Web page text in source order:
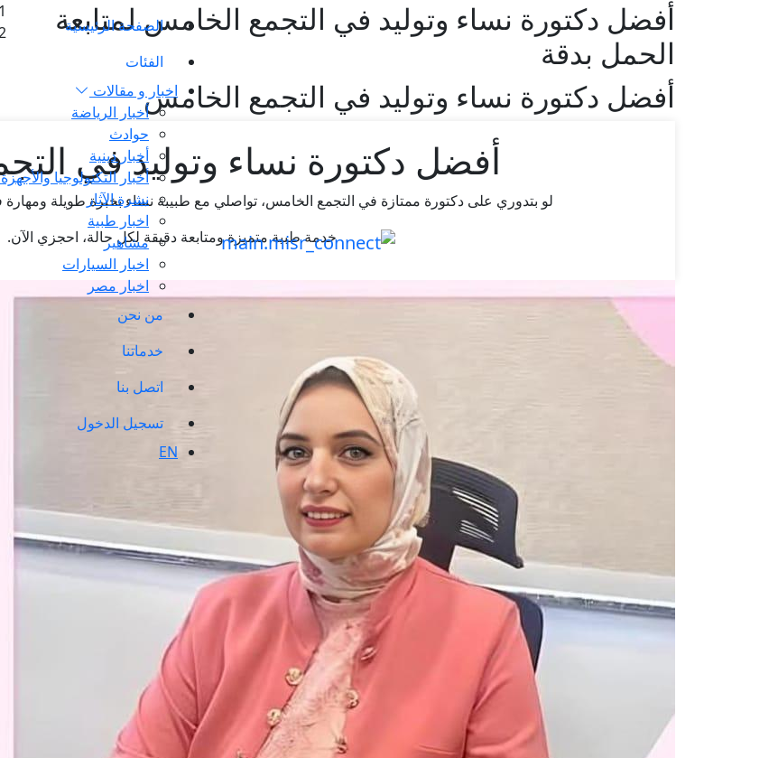
الصفحة الرئيسية
الفئات
اخبار و مقالات
أخبار الرياضة
حوادث
أخبار دينية
أخبار التكنولوجيا
نشرة الآثار
اخبار طبية
مشاهير
اخبار السيارات
اخبار مصر
من نحن
خدماتنا
اتصل بنا
تسجيل الدخول
EN
أفضل دكتورة نساء وتوليد في التجمع الخامس لمتابعة
الحمل بدقة
أفضل دكتورة نساء وتوليد في التجمع الخامس
أفضل دكتورة نساء وتوليد في
لو بتدوري على دكتورة ممتازة في التجمع الخامس، تواصلي مع طبيبة نساء بخبرة طويلة
خدمة طبية متميزة ومتابعة دقيقة لكل حالة، احجزي الآن.